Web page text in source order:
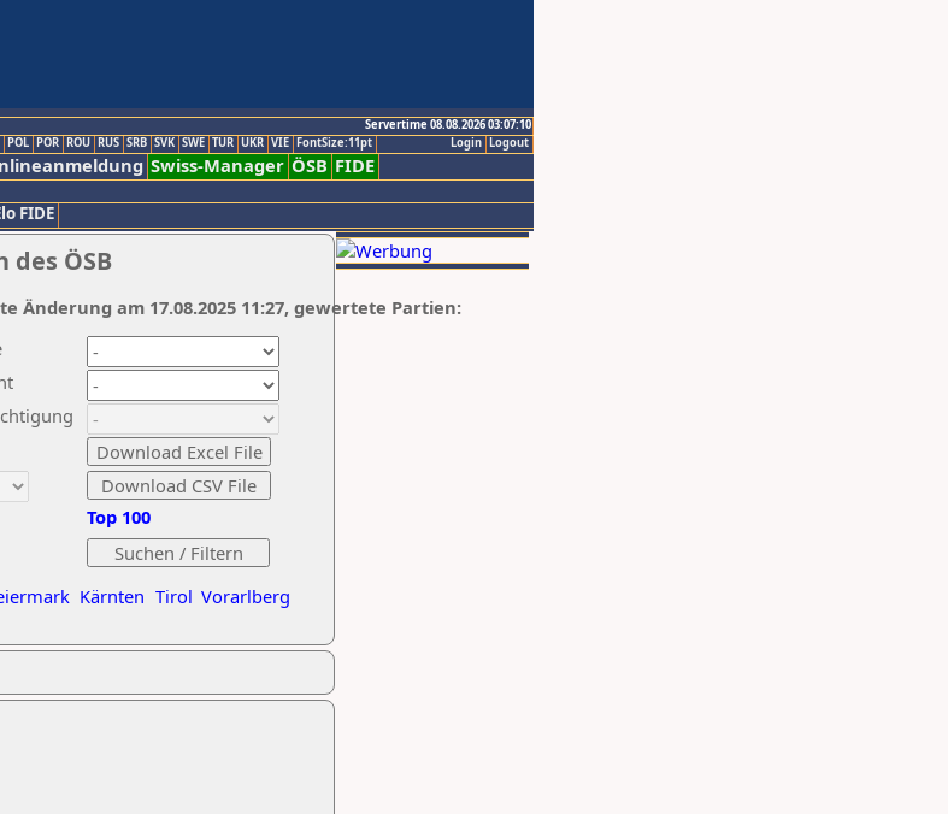
Servertime 08.08.2026 03:07:10
Logout
Login
POL POR ROU RUS SRB SVK SWE TUR UKR VIE FontSize:11pt
Swiss-Manager ÖSB FIDE
FIDE
ÖSB
Kärnten Tirol Vorarlberg
Top 100
Änderung am 17.08.2025 11:27, gewertete Partien: